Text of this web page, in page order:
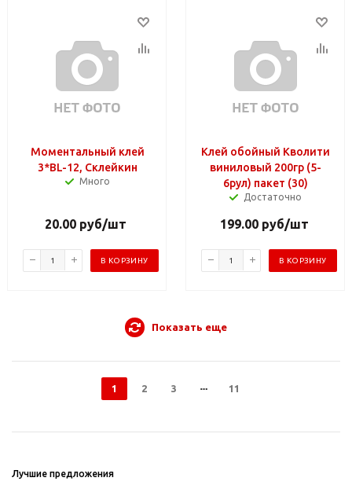
Моментальный клей
3*BL-12, Склейкин
Много
20.00 руб/шт
В КОРЗИНУ
Клей обойный Кволити
виниловый 200гр (5-
6рул) пакет (30)
Достаточно
199.00руб/шт
В КОРЗИНУ
Показать еще
1 2 3 11
Лучшие предложения